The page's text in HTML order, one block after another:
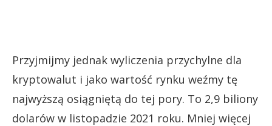
Przyjmijmy jednak wyliczenia przychylne dla
kryptowalut i jako wartość rynku weźmy tę
najwyższą osiągniętą do tej pory. To 2,9 biliony
dolarów w listopadzie 2021 roku. Mniej więcej